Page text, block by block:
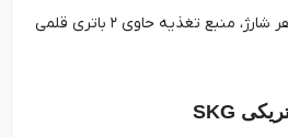
قابلیت ۱۵ بار ماساژدهی با هر شارژ، منبع تغذیه حاوی ۲ باتری قلمی